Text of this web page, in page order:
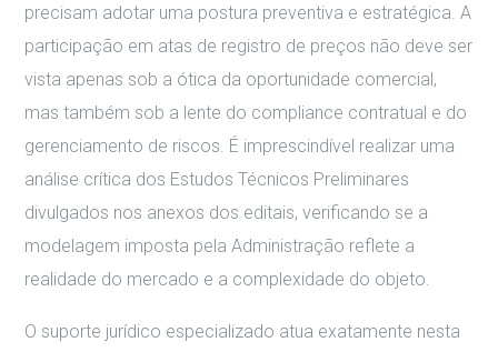
precisam adotar uma postura preventiva e estratégica. A
participação em atas de registro de preços não deve ser
vista apenas sob a ótica da oportunidade comercial,
mas também sob a lente do compliance contratual e do
gerenciamento de riscos. É imprescindível realizar uma
análise crítica dos Estudos Técnicos Preliminares
divulgados nos anexos dos editais, verificando se a
modelagem imposta pela Administração reflete a
realidade do mercado e a complexidade do objeto.
O suporte jurídico especializado atua exatamente nesta